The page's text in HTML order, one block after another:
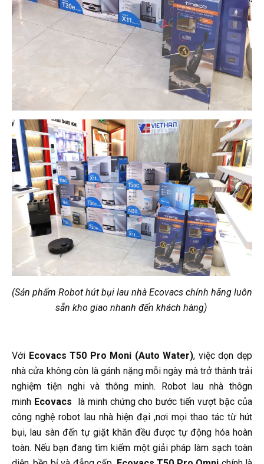
(Sản phẩm Robot hút bụi lau nhà Ecovacs chính hãng luôn
sẵn kho giao nhanh đến khách hàng)
Với Ecovacs T50 Pro Moni (Auto Water), việc dọn dẹp
nhà cửa không còn là gánh nặng mỗi ngày mà trở thành trải
nghiệm tiện nghi và thông minh. Robot lau nhà thôgn
minh Ecovacs
là minh chứng cho bước tiến vượt bậc của
công nghệ robot lau nhà hiện đại ,nơi mọi thao tác từ hút
bụi, lau sàn đến tự giặt khăn đều được tự động hóa hoàn
toàn. Nếu bạn đang tìm kiếm một giải pháp làm sạch toàn